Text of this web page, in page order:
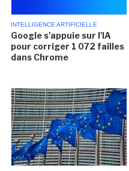
INTELLIGENCE ARTIFICIELLE
Google s'appuie sur l'IA
pour corriger 1 072 failles
dans Chrome